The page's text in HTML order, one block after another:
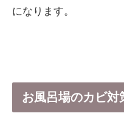
になります。
お風呂場のカビ対